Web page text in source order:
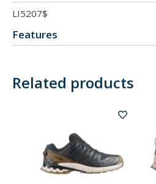
LI5207$
Features
Related products